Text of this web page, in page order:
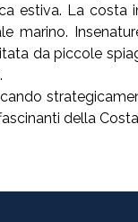
estiva. La costa
marino.
da piccole
della